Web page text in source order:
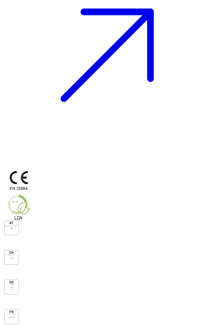
EN 13984
LCA
LCA
AT
Önorm B3667
DB
CH
SIA 232
V.v.u.
DE
ZVDH
Db
FR
DTU 31.2
Bs dve